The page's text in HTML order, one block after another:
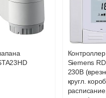
86 301
с
20-
28 142
решеткой
Контроллер
Siemens
230В
кругл.